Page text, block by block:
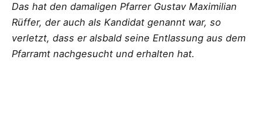
Das hat den damaligen Pfarrer Gustav Maximilian
Rüffer, der auch als Kandidat genannt war, so
verletzt, dass er alsbald seine Entlassung aus dem
Pfarramt nachgesucht und erhalten hat.